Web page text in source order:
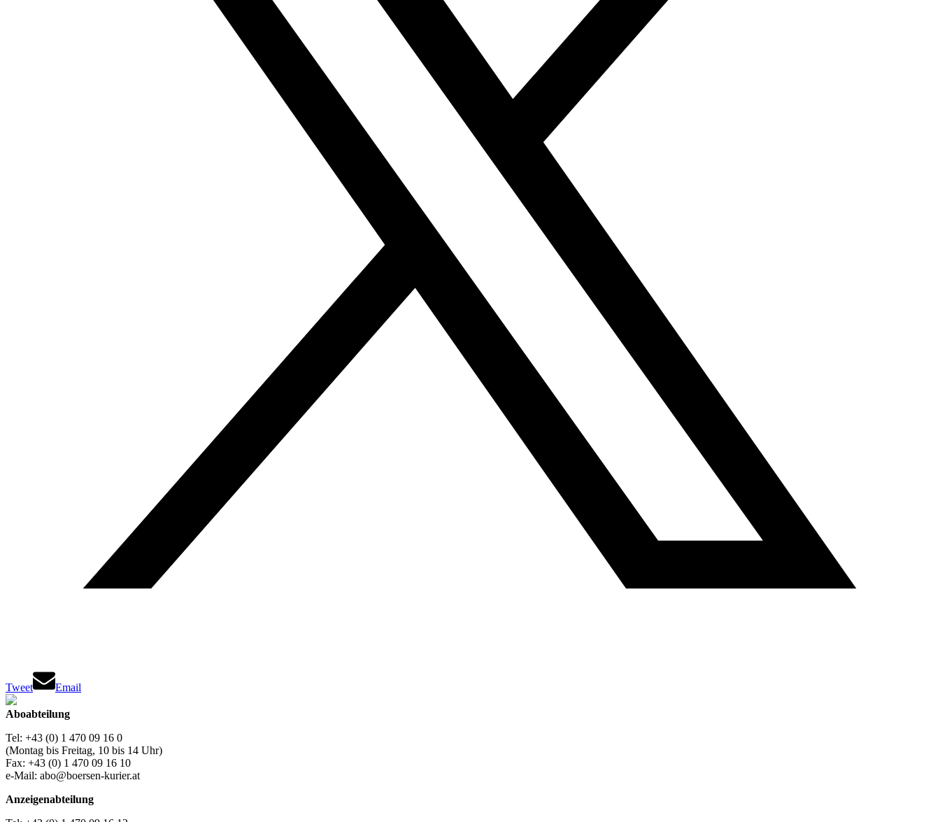
Tweet Email
Aboabteilung
Tel: +43 (0) 1 470 09 16 0
(Montag bis Freitag, 10 bis 14 Uhr)
Fax: +43 (0) 1 470 09 16 10
e-Mail: abo@boersen-kurier.at
Anzeigenabteilung